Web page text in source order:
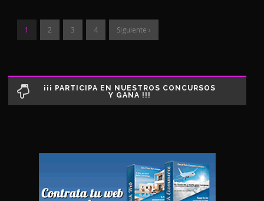
1 2 3 4 Siguiente ›
¡¡¡ PARTICIPA EN NUESTROS CONCURSOS
Y GANA !!!